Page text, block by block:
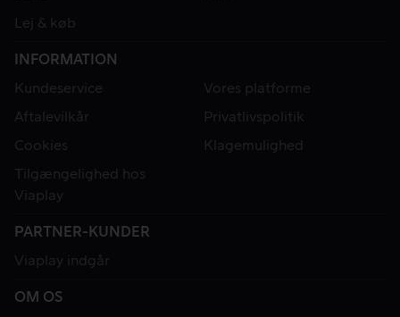
Lej & køb
INFORMATION
Kundeservice
Vores platforme
Aftalevilkår
Privatlivspolitik
Cookies
Klagemulighed
Tilgængelighed hos
Viaplay
PARTNER-KUNDER
Viaplay indgår
OM OS